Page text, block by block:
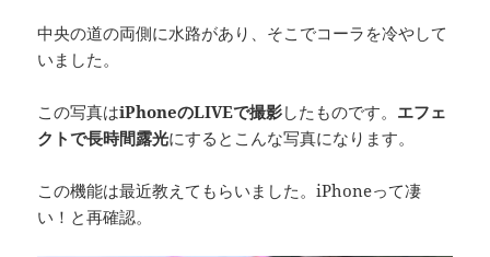
中央の道の両側に水路があり、そこでコーラを冷やして
いました。
この写真はiPhoneのLIVEで撮影したものです。 エフェ
クトで長時間露光にするとこんな写真になります。
この機能は最近教えてもらいました。iPhoneって凄
い！と再確認。